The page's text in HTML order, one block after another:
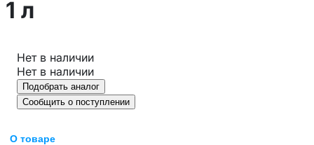
1 л
Нет в наличии
Нет в наличии
Подобрать аналог
Сообщить о поступлении
О товаре